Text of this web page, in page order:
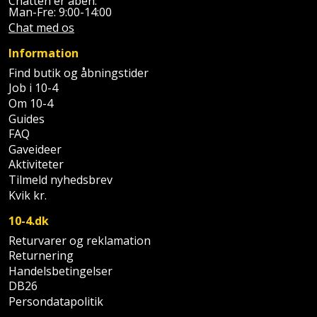
Tommestok
Tømrervinkel
Tragt
Ud-
og
aftrækker
Værktøjskasse
og
opbevaring
Værktøjssæt
Vaterpas
Rotationslaser
Rundsavsklinge
Rystepudser
Rystepudsertilbehør
Slagboremaskine
Slagnøgle
Slagnøgletilbehør
Slagskruetrækker
Støttemur
Støvsuger
Strygejern
Terrassevarmer
Tømidler
Tørrestativ
Trappevanger
Udebruser
afskærmning
Varme
Man-Fre: 9:00-14:00
Chat med os
Information
Find butik og åbningstider
Job i 10-4
Om 10-4
Guides
FAQ
Gaveideer
Aktiviteter
Tilmeld nyhedsbrev
Kvik kr.
10-4.dk
Returvarer og reklamation
Returnering
Handelsbetingelser
DB26
Persondatapolitik